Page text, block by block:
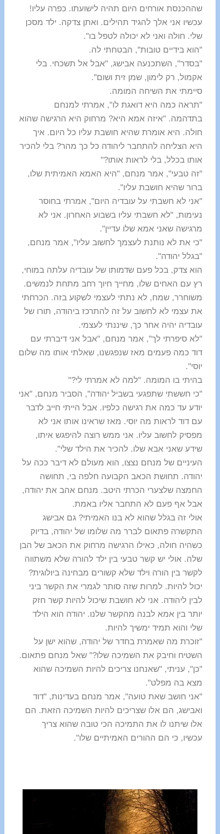
שההכנסת אורחים היום תהיה לישועתו. כפרה עליו!
עכשיו אני אלך להגיד תהילים. ואתן צדקה. ילד מסכן
שלי. חולה ואני לא יכולה לטפל בו".
"הוא בידיים טובות", הבטחתי לה.
"בסדר", השתכנעה אבישג, "אבל אל תשכחי. בלי
אקמול, רק לימון, שמן זית ושום".
סיימתי את השיחה המומה.
"תראה כמה היא דואגת לו", אמרתי למנחם
בתדהמה. "איזה אמא היא? מרחוק היא הרגישה שהוא
חולה. היא אומרת שהיא חושבת עליו כל היום. איך
היא הצליחה להתחבר ליהודה כל כך מהר? בלי להכיר
אותו בכלל, בלי לראות אותו?"
"זה טבעי", אמר מנחם, "היא האמא האמיתית שלו,
ברור שהיא חושבת עליו".
"אני לא חשבתי על עובדיה היום", אמרתי בחוסר
נעימות, "לא חשבתי עליו בשבוע האחרון. אני לא
מרגישה שאני אמא שלו עדיין".
"כי את לא נותנת לעצמך לחשוב עליו", אמר מנחם,
"בגלל יהודה".
הוא צדק, בכל פעם שדמותו של עובדיה עלתה במוחי,
רץ עם האחים שלו, מחייך חיוך רחב מתחת לנמשים.
משוחרר, שמח, לא נתתי לעצמי לשקוע בזה. הכרחתי
את עצמי לא לחשוב על זה להתרכז ביהודה, תורו של
עובדיה יהיה אחר כך, שיננתי לעצמי.
"לא סיפרתי לך", אמר מנחם, "אבל אני דיברתי עם
דוד כמה פעמים מאז שנפגשנו, שאלתי אותו מה שלום
יוסי".
בהיתי בו המומה. "למה לא אמרתי לי?"
"כי חששתי שתפגעי בשביל יהודה", הסביר מנחם, "אני
יודע עד כמה את רגישה כלפיו. אבל הייתי חייב לדבר
עם דוד לראות מה יוסי. מאז שראינו אותו אני לא
מפסיק לחשוב עליו. אני ממש רוצה להיפגש איתו,
שידע שאני אבא שלו. להכיר את הילד שלי".
העיניים של מנחם נצצו, הוא מעולם לא דיבר ככה על
יהודה. תחושת הכאב הקבועה חלפה בי, תחושה
החמצה שלצערי הכרתי היטב. מנחם אהב את יהודה,
אבל אף פעם לא התחבר אליו באמת.
אולי זה בגלל שהוא לא בנו האמיתי? גם אבישג
התקשרה פתאום לברר מה שלומו של יהודה, בדיוק
כשהיה חולה, כאילו הרגישה מרחוק את הכאב של הבן
שלה. אולי יש קשר טבעי בין ילד להורה שלא משתווה
לקשר בין הורה וילד שלא קשורים מבחינה ביולוגית?
יכול להיות. למרות שזה סותר לגמרי את הקשר ביני
לבין ליהודה. אני לא חושבת שיכול להיות קשר חזק
יותר בין אמא לבנה מהקשר שלנו. יהודה הוא הילד
שלי והוא תמיד ימשיך להיות.
"זוכרת מה שאמרת בחדר של יהודה, שהוא ישן על
השטיח וחיבק את השמיכה שלו?" שאל מנחם פתאום.
"כן", עניתי, "שאנחנו צריכים להיות השמיכה שהוא
מצא בה מפלט".
"אני חושב שאת טועה", אמר מנחם בעדינות, "דוד
ואבישג, הם אלו שצריכים להיות השמיכה הזאת. הם
אלו שיתנו לו את התמיכה הכי טובה שהוא צריך
עכשיו, כי הם ההורים האמיתיים שלו".